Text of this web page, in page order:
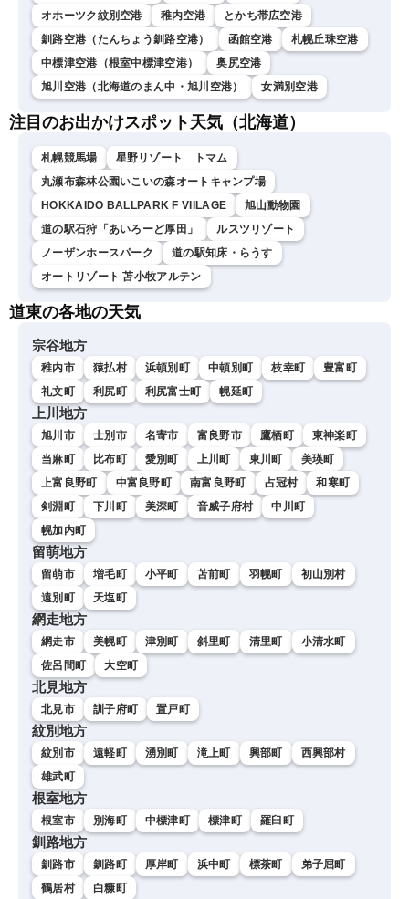
オホーツク紋別空港
稚内空港
とかち帯広空港
釧路空港（たんちょう釧路空港）
函館空港
札幌丘珠空港
中標津空港（根室中標津空港）
奥尻空港
旭川空港（北海道のまん中・旭川空港）
女満別空港
注目のお出かけスポット天気（北海道）
札幌競馬場
星野リゾート トマム
丸瀬布森林公園いこいの森オートキャンプ場
HOKKAIDO BALLPARK F VIILAGE
旭山動物園
道の駅石狩「あいろーど厚田」
ルスツリゾート
ノーザンホースパーク
道の駅知床・らうす
オートリゾート 苫小牧アルテン
道東の各地の天気
宗谷地方
稚内市 猿払村 浜頓別町 中頓別町 枝幸町
豊富町
礼文町
利尻町 利尻富士町 幌延町
上川地方
旭川市 士別市 名寄市 富良野市 鷹栖町
東神楽町
当麻町
比布町 愛別町 上川町 東川町
美瑛町
上富良野町
中富良野町 南富良野町 占冠村
和寒町
剣淵町
下川町 美深町 音威子府村
中川町
幌加内町
留萌地方
留萌市 増毛町 小平町 苫前町 羽幌町
初山別村
遠別町
天塩町
網走地方
網走市 美幌町 津別町 斜里町 清里町
小清水町
佐呂間町
大空町
北見地方
北見市 訓子府町 置戸町
紋別地方
紋別市 遠軽町 湧別町 滝上町 興部町
西興部村
雄武町
根室地方
根室市 別海町 中標津町 標津町 羅臼町
釧路地方
釧路市 釧路町 厚岸町 浜中町 標茶町
弟子屈町
鶴居村
白糠町